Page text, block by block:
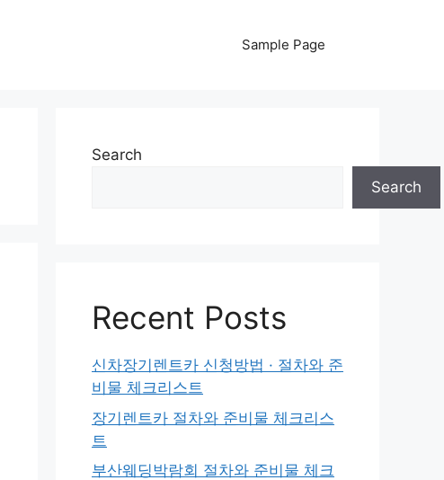
Sample Page
Search
Search
Recent Posts
신차장기렌트카 신청방법 · 절차와 준
비물 체크리스트
장기렌트카 절차와 준비물 체크리스
트
부산웨딩박람회 절차와 준비물 체크